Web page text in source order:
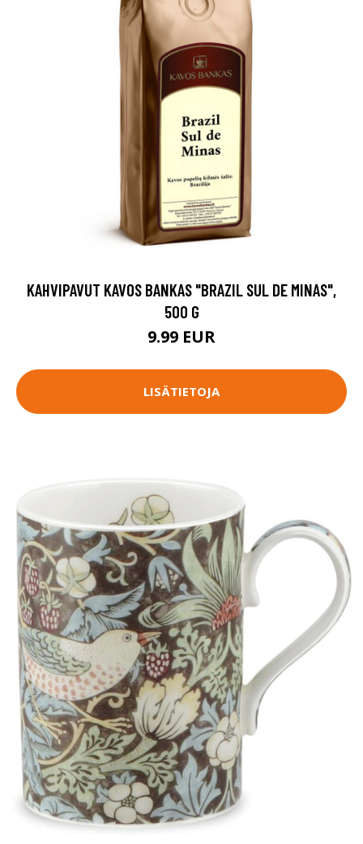
KAHVIPAVUT KAVOS BANKAS "BRAZIL SUL DE MINAS",
500 G
9.99 EUR
LISÄTIETOJA